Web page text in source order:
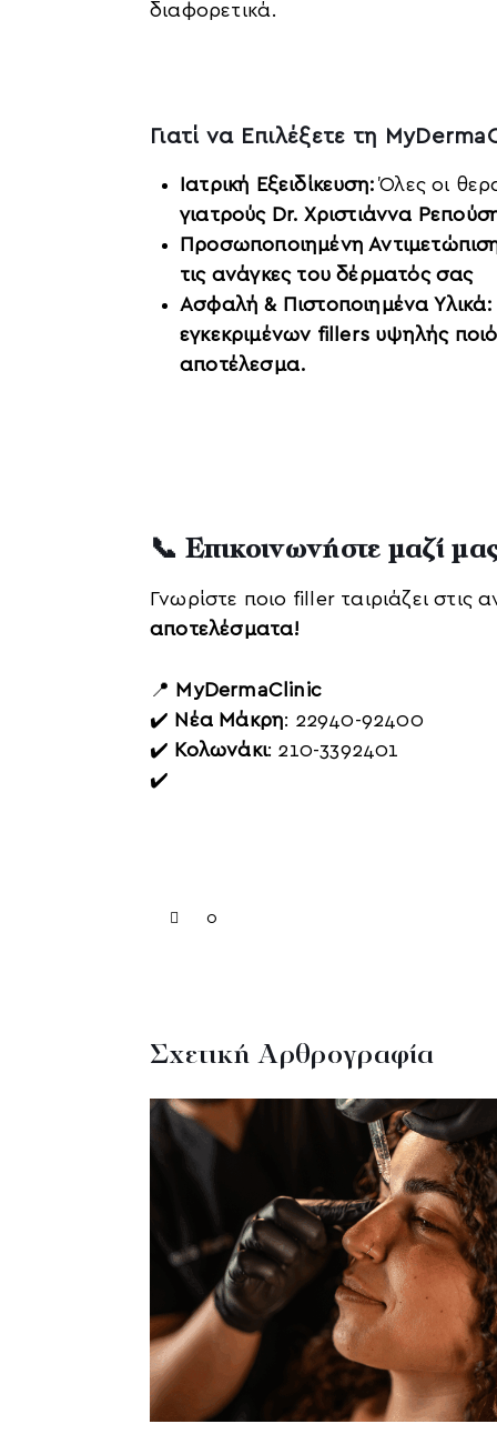
διαφορετικά.
Γιατί να Επιλέξετε τη
Ιατρική Εξειδίκευση: Όλες οι
γιατρούς Dr. Χριστιάννα
Προσωποποιημένη
τις ανάγκες του δέρματός σας
Ασφαλή & Πιστοποιημένα Υλικά:
εγκεκριμένων fillers υψηλής
αποτέλεσμα.
📞 Επικοινωνήστε μαζί
Γνωρίστε ποιο filler ταιριάζει στις
αποτελέσματα!
📍 MyDermaClinic
✔️ Νέα Μάκρη: 22940-92400
✔️ Κολωνάκι: 210-3392401
✔️
0
Σχετική Αρθρογραφία